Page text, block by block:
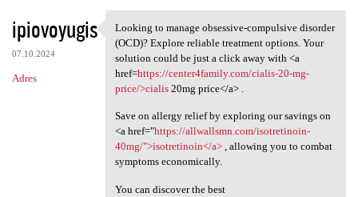
ipiovoyugis
07.10.2024
Adres
Looking to manage obsessive
Looking to manage obsessive-compulsive disorder
(OCD)? Explore reliable treatment options. Your
solution could be just a click away with <a
href=https://center4family.com/cialis-20-mg-
price/>cialis20mg price</a> .
Save on allergy relief by exploring our savings on
<a href="https://allwallsmn.com/isotretinoin-
40mg/">isotretinoin</a>, allowing you to combat
symptoms economically.
You can discover the best